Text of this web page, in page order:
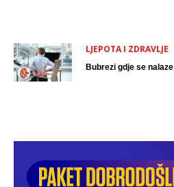
LJEPOTA I ZDRAVLJE
Bubrezi gdje se nalaze